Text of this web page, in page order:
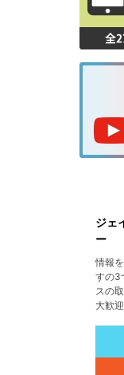
ジェ
ー
情報
すの3
スの
大歓迎